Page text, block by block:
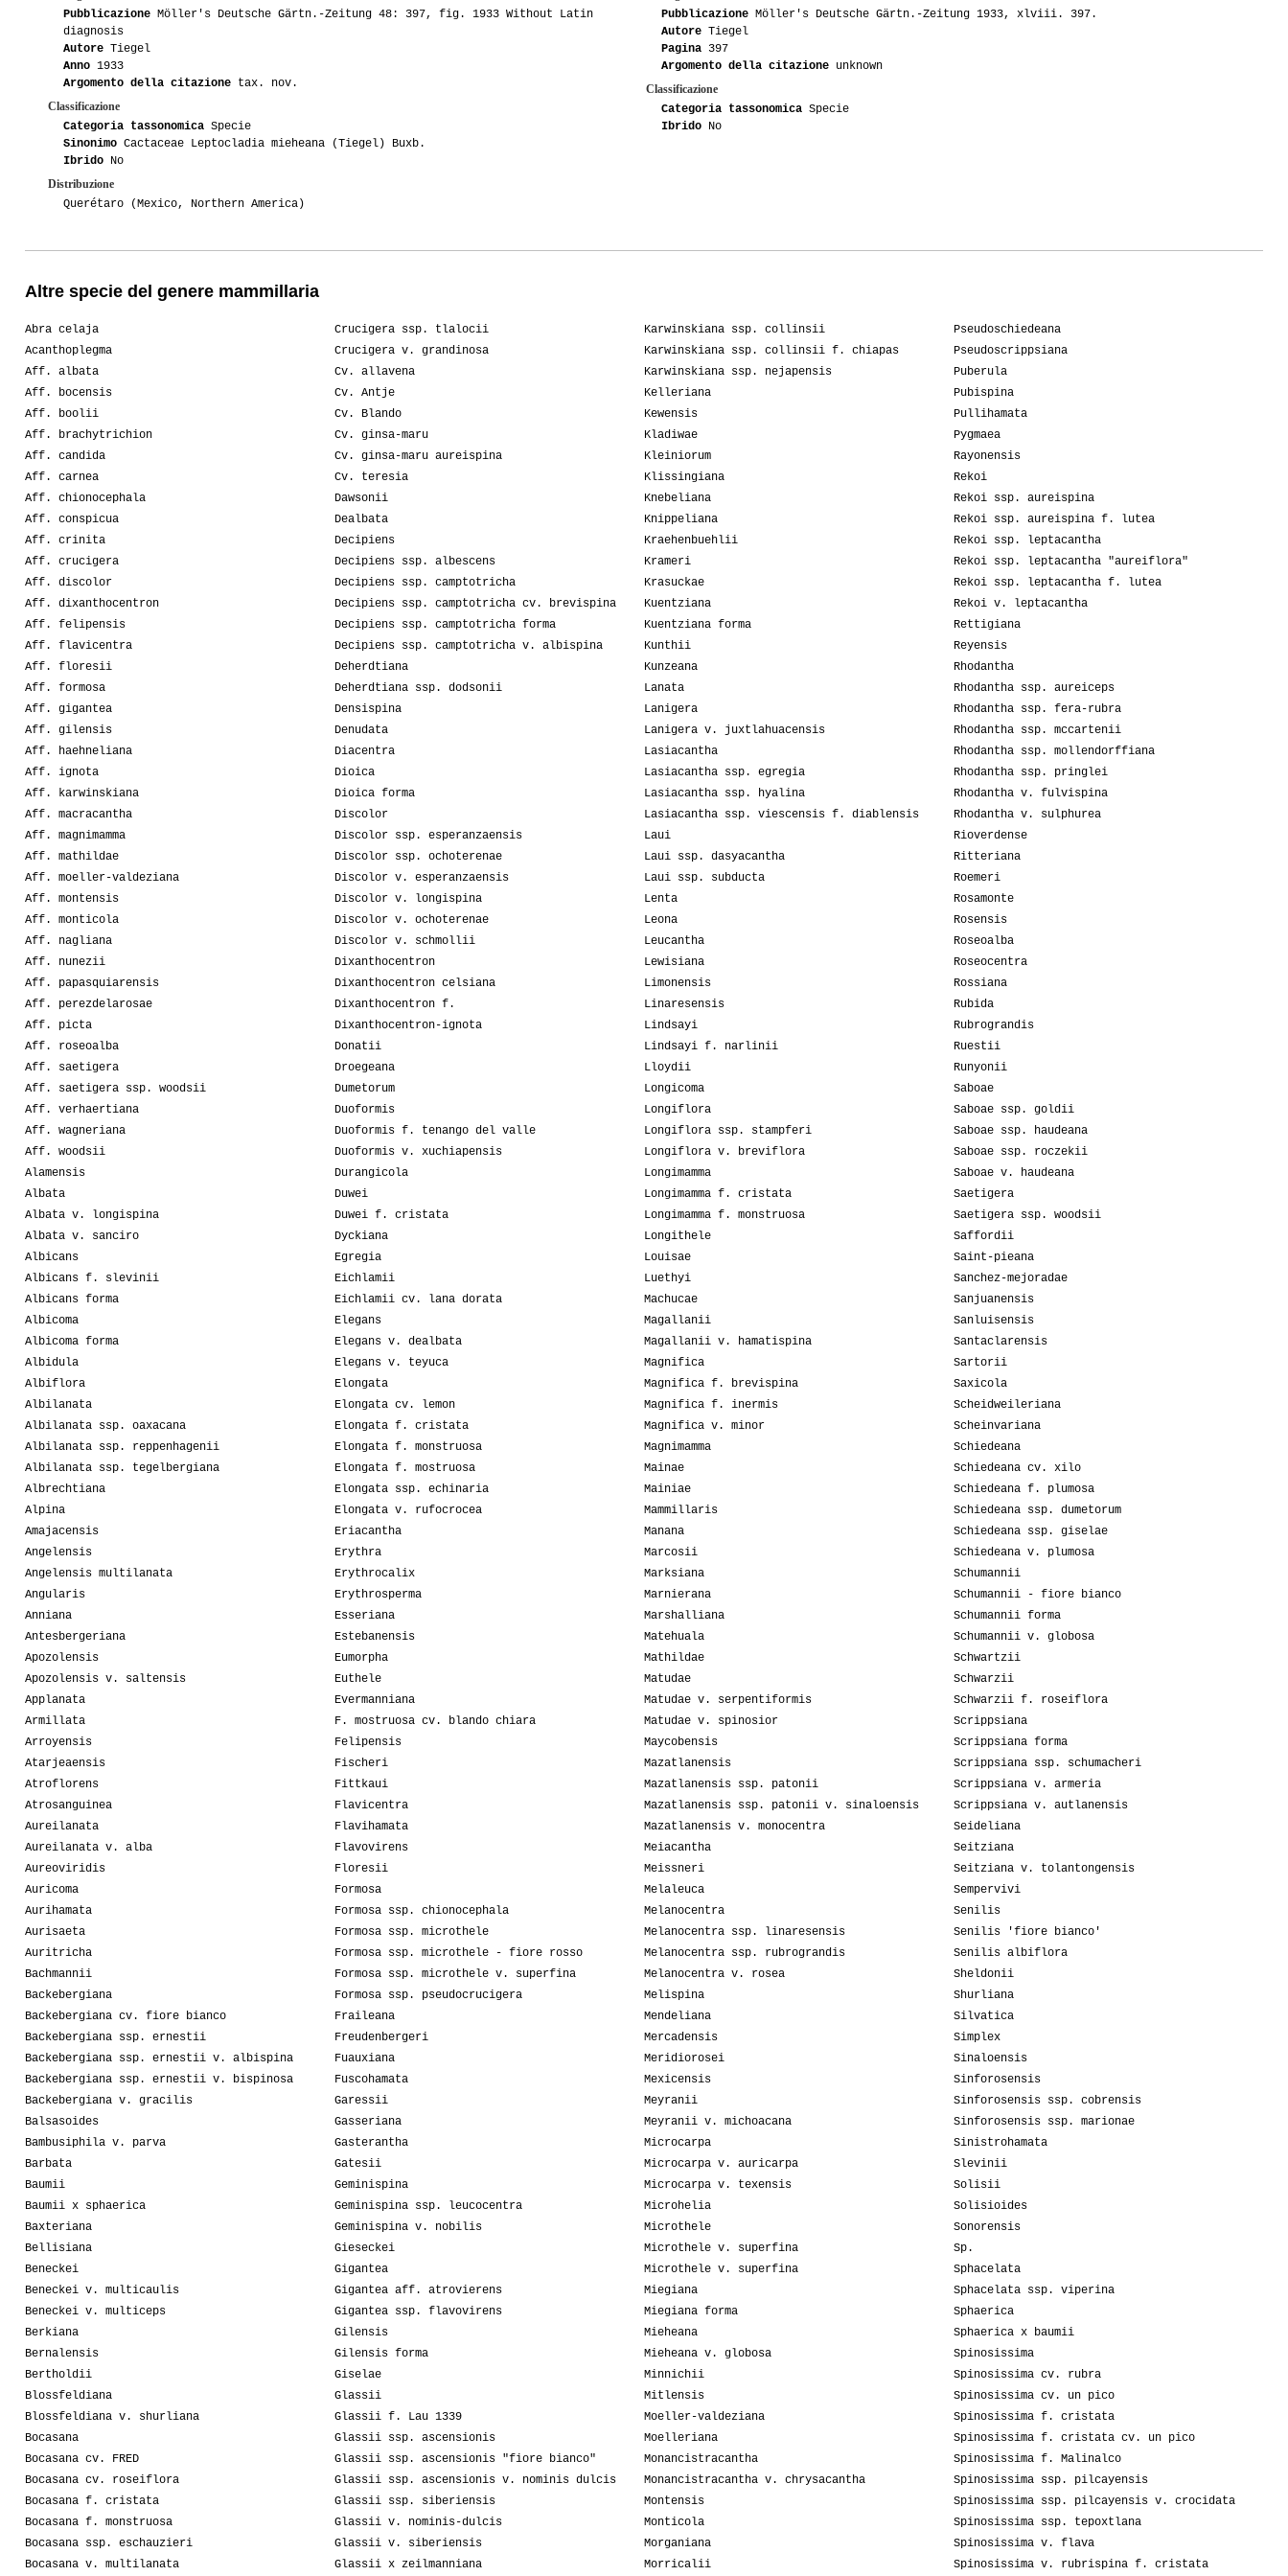
Pubblicazione Möller's Deutsche Gärtn.-Zeitung 48: 397, fig. 1933 Without Latin
diagnosis
Autore Tiegel
Anno 1933
Argomento della citazione tax. nov.
Classificazione
Categoria tassonomica Specie
Sinonimo Cactaceae Leptocladia mieheana (Tiegel) Buxb.
Ibrido No
Distribuzione
Querétaro (Mexico, Northern America)
Pubblicazione Möller's Deutsche Gärtn.-Zeitung 1933, xlviii. 397.
Autore Tiegel
Pagina 397
Argomento della citazione unknown
Classificazione
Categoria tassonomica Specie
Ibrido No
Altre specie del genere mammillaria
Abra celaja
Acanthoplegma
Aff. albata
Aff. bocensis
Aff. boolii
Aff. brachytrichion
Aff. candida
Aff. carnea
Aff. chionocephala
Aff. conspicua
Aff. crinita
Aff. crucigera
Aff. discolor
Aff. dixanthocentron
Aff. felipensis
Aff. flavicentra
Aff. floresii
Aff. formosa
Aff. gigantea
Aff. gilensis
Aff. haehneliana
Aff. ignota
Aff. karwinskiana
Aff. macracantha
Aff. magnimamma
Aff. mathildae
Aff. moeller-valdeziana
Aff. montensis
Aff. monticola
Aff. nagliana
Aff. nunezii
Aff. papasquiarensis
Aff. perezdelarosae
Aff. picta
Aff. roseoalba
Aff. saetigera
Aff. saetigera ssp. woodsii
Aff. verhaertiana
Aff. wagneriana
Aff. woodsii
Alamensis
Albata
Albata v. longispina
Albata v. sanciro
Albicans
Albicans f. slevinii
Albicans forma
Albicoma
Albicoma forma
Albidula
Albiflora
Albilanata
Albilanata ssp. oaxacana
Albilanata ssp. reppenhagenii
Albilanata ssp. tegelbergiana
Albrechtiana
Alpina
Amajacensis
Angelensis
Angelensis multilanata
Angularis
Anniana
Antesbergeriana
Apozolensis
Apozolensis v. saltensis
Applanata
Armillata
Arroyensis
Atarjeaensis
Atroflorens
Atrosanguinea
Aureilanata
Aureilanata v. alba
Aureoviridis
Auricoma
Aurihamata
Aurisaeta
Auritricha
Bachmannii
Backebergiana
Backebergiana cv. fiore bianco
Backebergiana ssp. ernestii
Backebergiana ssp. ernestii v. albispina
Backebergiana ssp. ernestii v. bispinosa
Backebergiana v. gracilis
Balsasoides
Bambusiphila v. parva
Barbata
Baumii
Baumii x sphaerica
Baxteriana
Bellisiana
Beneckei
Beneckei v. multicaulis
Beneckei v. multiceps
Berkiana
Bernalensis
Bertholdii
Blossfeldiana
Blossfeldiana v. shurliana
Bocasana
Bocasana cv. FRED
Bocasana cv. roseiflora
Bocasana f. cristata
Bocasana f. monstruosa
Bocasana ssp. eschauzieri
Bocasana v. multilanata
Crucigera ssp. tlalocii
Crucigera v. grandinosa
Cv. allavena
Cv. Antje
Cv. Blando
Cv. ginsa-maru
Cv. ginsa-maru aureispina
Cv. teresia
Dawsonii
Dealbata
Decipiens
Decipiens ssp. albescens
Decipiens ssp. camptotricha
Decipiens ssp. camptotricha cv. brevispina
Decipiens ssp. camptotricha forma
Decipiens ssp. camptotricha v. albispina
Deherdtiana
Deherdtiana ssp. dodsonii
Densispina
Denudata
Diacentra
Dioica
Dioica forma
Discolor
Discolor ssp. esperanzaensis
Discolor ssp. ochoterenae
Discolor v. esperanzaensis
Discolor v. longispina
Discolor v. ochoterenae
Discolor v. schmollii
Dixanthocentron
Dixanthocentron celsiana
Dixanthocentron f.
Dixanthocentron-ignota
Donatii
Droegeana
Dumetorum
Duoformis
Duoformis f. tenango del valle
Duoformis v. xuchiapensis
Durangicola
Duwei
Duwei f. cristata
Dyckiana
Egregia
Eichlamii
Eichlamii cv. lana dorata
Elegans
Elegans v. dealbata
Elegans v. teyuca
Elongata
Elongata cv. lemon
Elongata f. cristata
Elongata f. monstruosa
Elongata f. mostruosa
Elongata ssp. echinaria
Elongata v. rufocrocea
Eriacantha
Erythra
Erythrocalix
Erythrosperma
Esseriana
Estebanensis
Eumorpha
Euthele
Evermanniana
F. mostruosa cv. blando chiara
Felipensis
Fischeri
Fittkaui
Flavicentra
Flavihamata
Flavovirens
Floresii
Formosa
Formosa ssp. chionocephala
Formosa ssp. microthele
Formosa ssp. microthele - fiore rosso
Formosa ssp. microthele v. superfina
Formosa ssp. pseudocrucigera
Fraileana
Freudenbergeri
Fuauxiana
Fuscohamata
Garessii
Gasseriana
Gasterantha
Gatesii
Geminispina
Geminispina ssp. leucocentra
Geminispina v. nobilis
Gieseckei
Gigantea
Gigantea aff. atrovierens
Gigantea ssp. flavovirens
Gilensis
Gilensis forma
Giselae
Glassii
Glassii f. Lau 1339
Glassii ssp. ascensionis
Glassii ssp. ascensionis "fiore bianco"
Glassii ssp. ascensionis v. nominis dulcis
Glassii ssp. siberiensis
Glassii v. nominis-dulcis
Glassii v. siberiensis
Glassii x zeilmanniana
Karwinskiana ssp. collinsii
Karwinskiana ssp. collinsii f. chiapas
Karwinskiana ssp. nejapensis
Kelleriana
Kewensis
Kladiwae
Kleiniorum
Klissingiana
Knebeliana
Knippeliana
Kraehenbuehlii
Krameri
Krasuckae
Kuentziana
Kuentziana forma
Kunthii
Kunzeana
Lanata
Lanigera
Lanigera v. juxtlahuacensis
Lasiacantha
Lasiacantha ssp. egregia
Lasiacantha ssp. hyalina
Lasiacantha ssp. viescensis f. diablensis
Laui
Laui ssp. dasyacantha
Laui ssp. subducta
Lenta
Leona
Leucantha
Lewisiana
Limonensis
Linaresensis
Lindsayi
Lindsayi f. narlinii
Lloydii
Longicoma
Longiflora
Longiflora ssp. stampferi
Longiflora v. breviflora
Longimamma
Longimamma f. cristata
Longimamma f. monstruosa
Longithele
Louisae
Luethyi
Machucae
Magallanii
Magallanii v. hamatispina
Magnifica
Magnifica f. brevispina
Magnifica f. inermis
Magnifica v. minor
Magnimamma
Mainae
Mainiae
Mammillaris
Manana
Marcosii
Marksiana
Marnierana
Marshalliana
Matehuala
Mathildae
Matudae
Matudae v. serpentiformis
Matudae v. spinosior
Maycobensis
Mazatlanensis
Mazatlanensis ssp. patonii
Mazatlanensis ssp. patonii v. sinaloensis
Mazatlanensis v. monocentra
Meiacantha
Meissneri
Melaleuca
Melanocentra
Melanocentra ssp. linaresensis
Melanocentra ssp. rubrograndis
Melanocentra v. rosea
Melispina
Mendeliana
Mercadensis
Meridiorosei
Mexicensis
Meyranii
Meyranii v. michoacana
Microcarpa
Microcarpa v. auricarpa
Microcarpa v. texensis
Microhelia
Microthele
Microthele v. superfina
Microthele v. superfina
Miegiana
Miegiana forma
Mieheana
Mieheana v. globosa
Minnichii
Mitlensis
Moeller-valdeziana
Moelleriana
Monancistracantha
Monancistracantha v. chrysacantha
Montensis
Monticola
Morganiana
Morricalii
Pseudoschiedeana
Pseudoscrippsiana
Puberula
Pubispina
Pullihamata
Pygmaea
Rayonensis
Rekoi
Rekoi ssp. aureispina
Rekoi ssp. aureispina f. lutea
Rekoi ssp. leptacantha
Rekoi ssp. leptacantha "aureiflora"
Rekoi ssp. leptacantha f. lutea
Rekoi v. leptacantha
Rettigiana
Reyensis
Rhodantha
Rhodantha ssp. aureiceps
Rhodantha ssp. fera-rubra
Rhodantha ssp. mccartenii
Rhodantha ssp. mollendorffiana
Rhodantha ssp. pringlei
Rhodantha v. fulvispina
Rhodantha v. sulphurea
Rioverdense
Ritteriana
Roemeri
Rosamonte
Rosensis
Roseoalba
Roseocentra
Rossiana
Rubida
Rubrograndis
Ruestii
Runyonii
Saboae
Saboae ssp. goldii
Saboae ssp. haudeana
Saboae ssp. roczekii
Saboae v. haudeana
Saetigera
Saetigera ssp. woodsii
Saffordii
Saint-pieana
Sanchez-mejoradae
Sanjuanensis
Sanluisensis
Santaclarensis
Sartorii
Saxicola
Scheidweileriana
Scheinvariana
Schiedeana
Schiedeana cv. xilo
Schiedeana f. plumosa
Schiedeana ssp. dumetorum
Schiedeana ssp. giselae
Schiedeana v. plumosa
Schumannii
Schumannii - fiore bianco
Schumannii forma
Schumannii v. globosa
Schwartzii
Schwarzii
Schwarzii f. roseiflora
Scrippsiana
Scrippsiana forma
Scrippsiana ssp. schumacheri
Scrippsiana v. armeria
Scrippsiana v. autlanensis
Seideliana
Seitziana
Seitziana v. tolantongensis
Sempervivi
Senilis
Senilis 'fiore bianco'
Senilis albiflora
Sheldonii
Shurliana
Silvatica
Simplex
Sinaloensis
Sinforosensis
Sinforosensis ssp. cobrensis
Sinforosensis ssp. marionae
Sinistrohamata
Slevinii
Solisii
Solisioides
Sonorensis
Sp.
Sphacelata
Sphacelata ssp. viperina
Sphaerica
Sphaerica x baumii
Spinosissima
Spinosissima cv. rubra
Spinosissima cv. un pico
Spinosissima f. cristata
Spinosissima f. cristata cv. un pico
Spinosissima f. Malinalco
Spinosissima ssp. pilcayensis
Spinosissima ssp. pilcayensis v. crocidata
Spinosissima ssp. tepoxtlana
Spinosissima v. flava
Spinosissima v. rubrispina f. cristata